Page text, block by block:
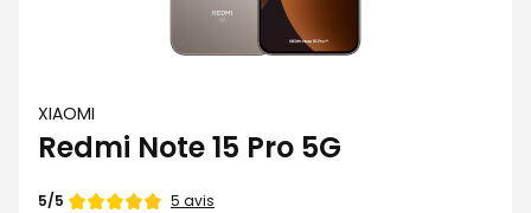
XIAOMI
Redmi Note 15 Pro 5G
Note
5/5 5 avis